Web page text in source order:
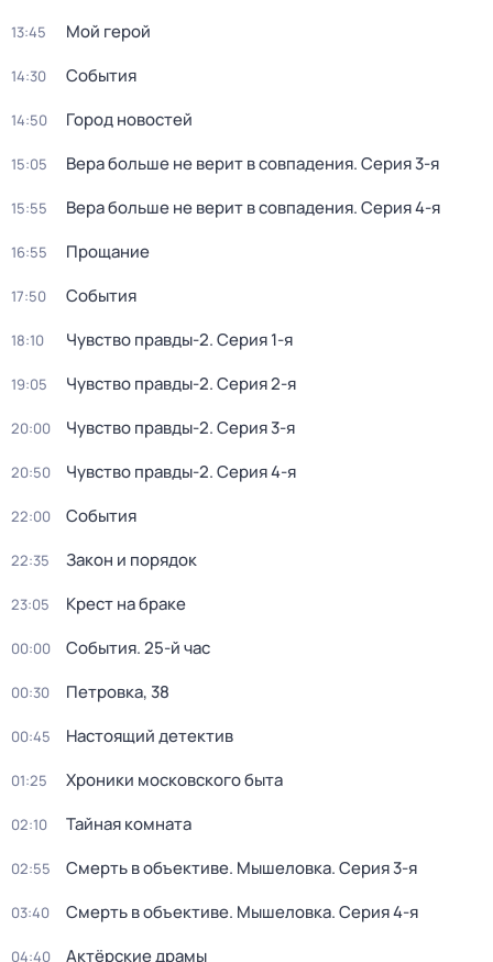
13:45 Мой герой
14:30 События
14:50 Город новостей
15:05 Вера больше не верит в совпадения. Серия 3-я
15:55 Вера больше не верит в совпадения. Серия 4-я
16:55 Прощание
17:50 События
18:10 Чувство правды-2. Серия 1-я
19:05 Чувство правды-2. Серия 2-я
20:00 Чувство правды-2. Серия 3-я
20:50 Чувство правды-2. Серия 4-я
22:00 События
22:35 Закон и порядок
23:05 Крест на браке
00:00 События. 25-й час
00:30 Петровка, 38
00:45 Настоящий детектив
01:25 Хроники московского быта
02:10 Тайная комната
02:55 Смерть в объективе. Мышеловка. Серия 3-я
03:40 Смерть в объективе. Мышеловка. Серия 4-я
04:40 Актёрские драмы